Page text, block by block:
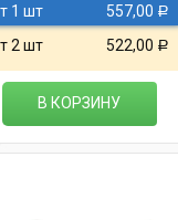
1 шт 557,00 Р
2 шт 522,00 Р
В КОРЗИНУ